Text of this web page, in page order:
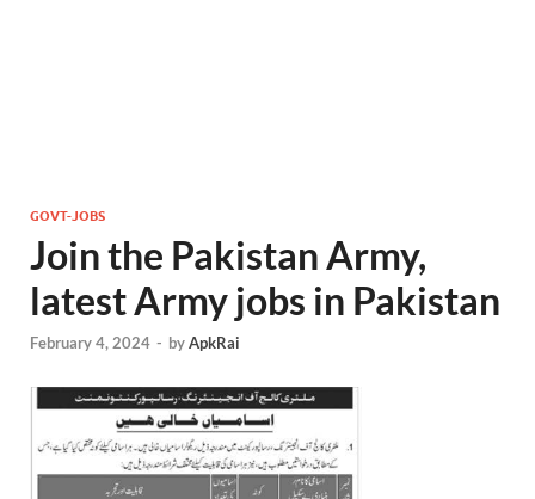
GOVT-JOBS
Join the Pakistan Army,
latest Army jobs in Pakistan
February 4, 2024 - byApkRai